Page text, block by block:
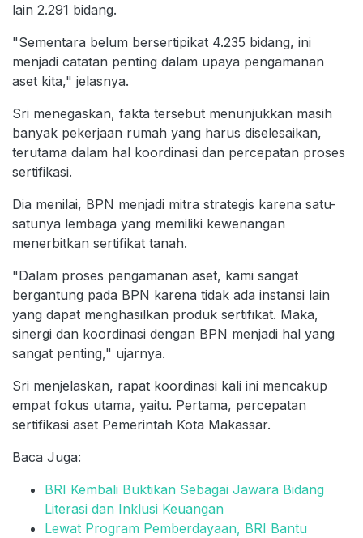
lain 2.291 bidang.
"Sementara belum bersertipikat 4.235 bidang, ini
menjadi catatan penting dalam upaya pengamanan
aset kita," jelasnya.
Sri menegaskan, fakta tersebut menunjukkan masih
banyak pekerjaan rumah yang harus diselesaikan,
terutama dalam hal koordinasi dan percepatan proses
sertifikasi.
Dia menilai, BPN menjadi mitra strategis karena satu-
satunya lembaga yang memiliki kewenangan
menerbitkan sertifikat tanah.
"Dalam proses pengamanan aset, kami sangat
bergantung pada BPN karena tidak ada instansi lain
yang dapat menghasilkan produk sertifikat. Maka,
sinergi dan koordinasi dengan BPN menjadi hal yang
sangat penting," ujarnya.
Sri menjelaskan, rapat koordinasi kali ini mencakup
empat fokus utama, yaitu. Pertama, percepatan
sertifikasi aset Pemerintah Kota Makassar.
Baca Juga:
BRI Kembali Buktikan Sebagai Jawara Bidang
Literasi dan Inklusi Keuangan
Lewat Program Pemberdayaan, BRI Bantu